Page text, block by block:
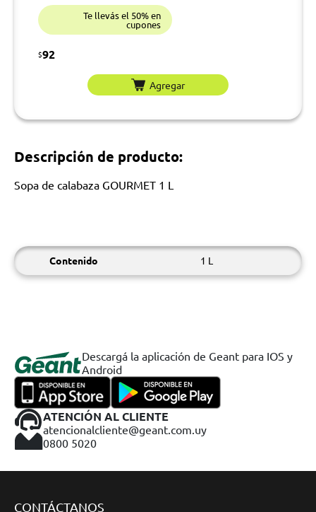
Te llevás el 50% en
cupones
$92
Agregar
Descripción de producto:
Sopa de calabaza GOURMET 1 L
Contenido 1 L
Descargá la aplicación de Geant para IOS y
Android
ATENCIÓN AL CLIENTE
atencionalcliente@geant.com.uy
0800 5020
CONTÁCTANOS